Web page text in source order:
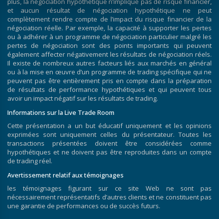
et aucun résultat de négociation hypothétique ne peut
complètement rendre compte de l’impact du risque financier de la
négociation réelle. Par exemple, la capacité à supporter les pertes
ou à adhérer à un programme de négociation particulier malgré les
pertes de négociation sont des points importants qui peuvent
également affecter négativement les résultats de négociation réels.
Il existe de nombreux autres facteurs liés aux marchés en général
ou à la mise en œuvre d’un programme de trading spécifique qui ne
peuvent pas être entièrement pris en compte dans la préparation
de résultats de performance hypothétiques et qui peuvent tous
avoir un impact négatif sur les résultats de trading.
Informations sur la Live Trade Room
Cette présentation a un but éducatif uniquement et les opinions
exprimées sont uniquement celles du présentateur. Toutes les
transactions présentées doivent être considérées comme
hypothétiques et ne doivent pas être reproduites dans un compte
de trading réel.
Avertissement relatif aux témoignages
les témoignages figurant sur ce site Web ne sont pas
nécessairement représentatifs d’autres clients et ne constituent pas
une garantie de performances ou de succès futurs.